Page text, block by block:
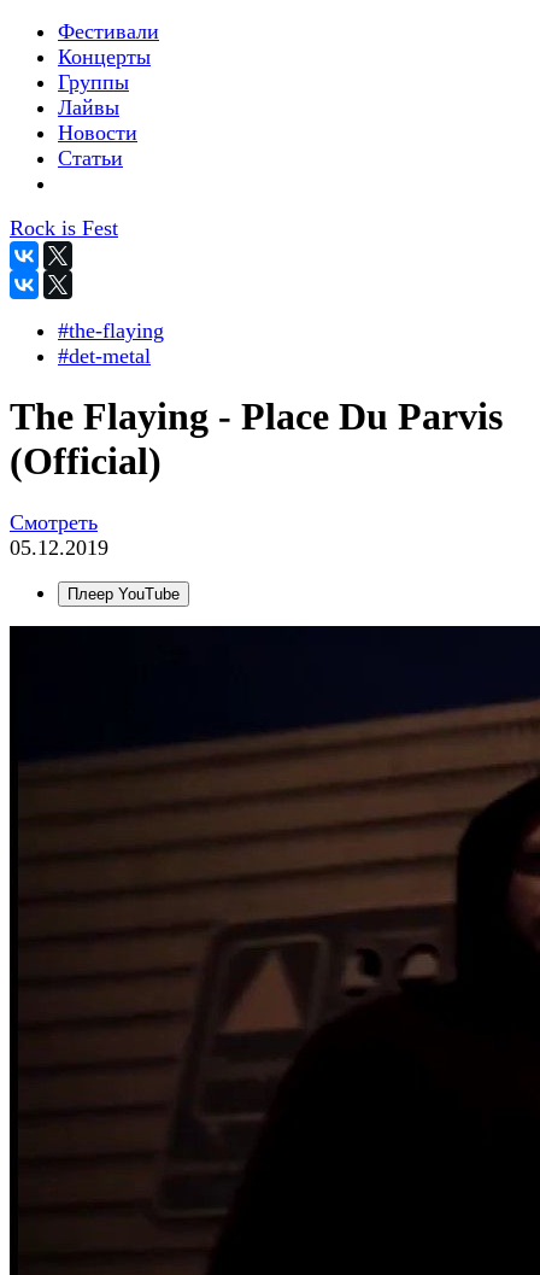
Фестивали
Концерты
Группы
Лайвы
Новости
Статьи
Rock is Fest
#the-flaying
#det-metal
The Flaying - Place Du Parvis
(Official)
Смотреть
05.12.2019
Плеер YouTube